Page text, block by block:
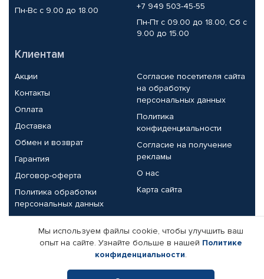
Пн-Вс с 9.00 до 18.00
+7 949 503-45-55
Пн-Пт с 09.00 до 18.00, Сб с
9.00 до 15.00
Клиентам
Акции
Контакты
Оплата
Доставка
Обмен и возврат
Гарантия
Договор-оферта
Политика обработки
персональных данных
Согласие посетителя сайта
на обработку
персональных данных
Политика
конфиденциальности
Согласие на получение
рекламы
О нас
Карта сайта
Партнерам
Корпоративным клиентам
Поставщикам
Реквизиты компании
Мы используем файлы cookie, чтобы улучшить ваш
опыт на сайте. Узнайте больше в нашей Политике
конфиденциальности.